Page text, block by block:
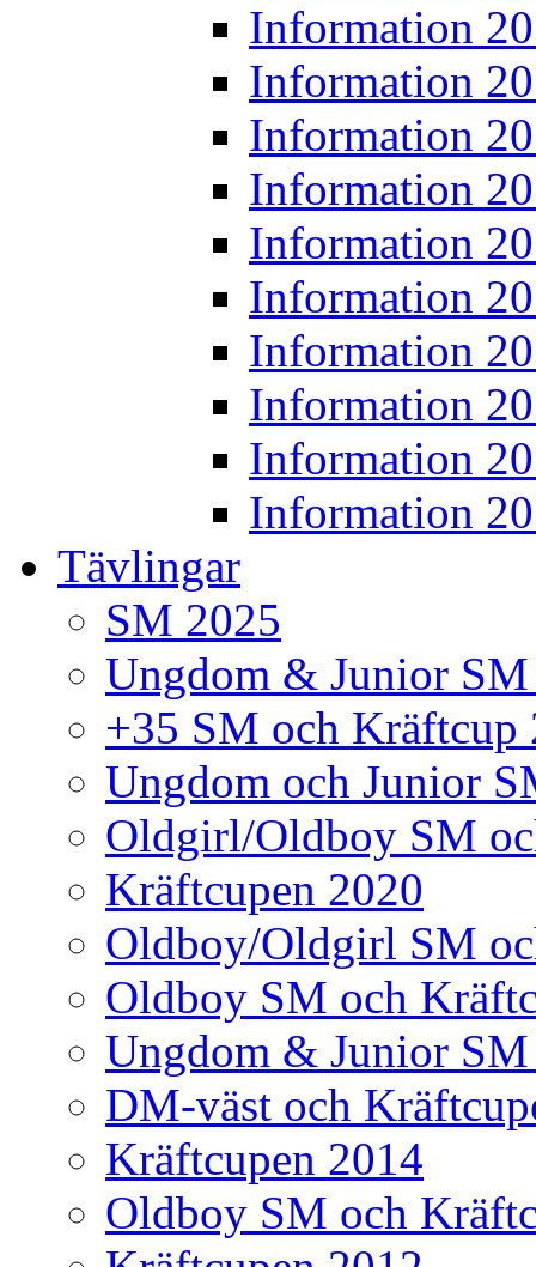
Information
Information
Information
Information
Information
Information
Information
Information
Information
Information
Tävlingar
SM 2025
Ungdom & Junior
+35 SM och Kräftcup
Ungdom och Junior
Oldgirl/Oldboy SM
Kräftcupen 2020
Oldboy/Oldgirl SM
Oldboy SM och
Ungdom & Junior
DM-väst och
Kräftcupen 2014
Oldboy SM och